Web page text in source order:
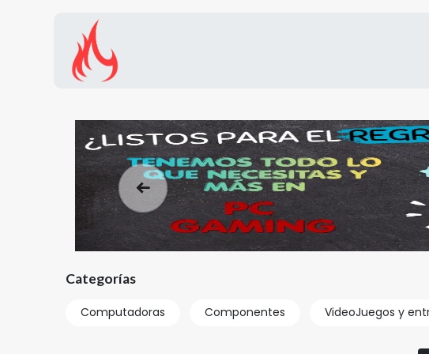
Anterior
Categorías
Computadoras Componentes VideoJuegos y